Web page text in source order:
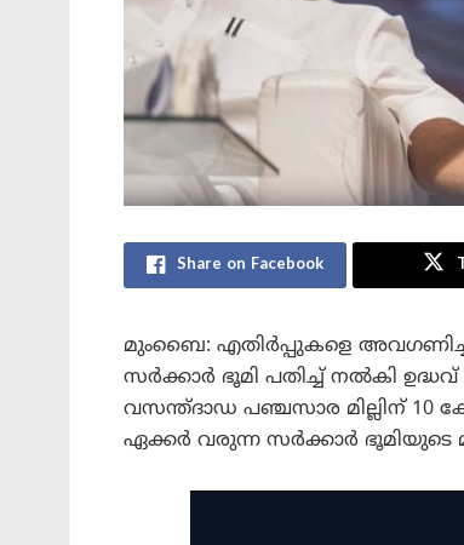
Share on Facebook
മുംബൈ: എതിര്‍പ്പുകളെ അവഗണിച്ച്
സര്‍ക്കാര്‍ ഭൂമി പതിച്ച് നല്‍കി
വസന്ത്ദാഡ പഞ്ചസാര മില്ലിന് 10
ഏക്കര്‍ വരുന്ന സര്‍ക്കാര്‍ ഭൂമിയുടെ